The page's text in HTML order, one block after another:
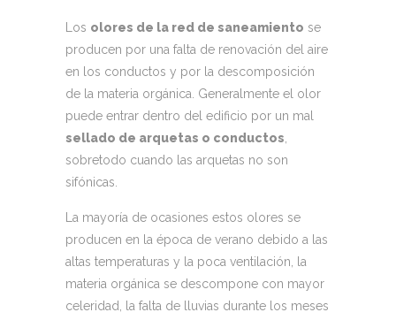
Los olores de la red de saneamiento se
producen por una falta de renovación del aire
en los conductos y por la descomposición
de la materia orgánica. Generalmente el olor
puede entrar dentro del edificio por un mal
sellado de arquetas o conductos
sobretodo cuando las arquetas no son
sifónicas.
La mayoría de ocasiones estos olores se
producen en la época de verano debido a las
altas temperaturas y la poca ventilación, la
materia orgánica se descompone con mayor
celeridad, la falta de lluvias durante los meses